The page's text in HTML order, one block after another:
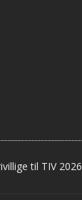
til TIV 2026